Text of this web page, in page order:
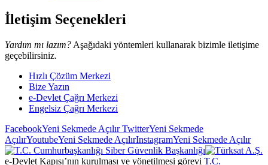
İletişim Seçenekleri
Yardım mı lazım? Aşağıdaki yöntemleri kullanarak bizimle iletişime
geçebilirsiniz.
Hızlı Çözüm Merkezi
Bize Yazın
e-Devlet Çağrı Merkezi
Engelsiz Çağrı Merkezi
FacebookYeni Sekmede AçılırTwitterYeni Sekmede
AçılırYoutubeYeni Sekmede AçılırInstagramYeni Sekmede Açılır
e-Devlet Kapısı’nın kurulması ve yönetilmesi görevi T.C.